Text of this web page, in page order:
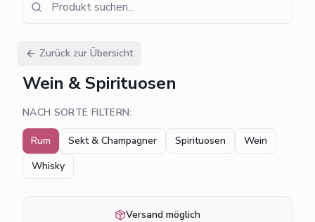
Zurück zur Übersicht
Wein & Spirituosen
NACH SORTE FILTERN:
Rum Sekt & Champagner Spirituosen
Wein
Whisky
Versand möglich